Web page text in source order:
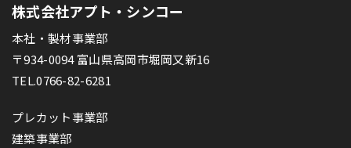
株式会社アプト・シンコー
本社・製材事業部
〒934-0094 富山県高岡市堀岡又新16
TEL.0766-82-6281
プレカット事業部
建築事業部